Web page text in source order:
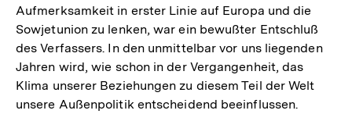
Aufmerksamkeit in erster Linie auf Europa und die
Sowjetunion zu lenken, war ein bewußter Entschluß
des Verfassers. In den unmittelbar vor uns liegenden
Jahren wird, wie schon in der Vergangenheit, das
Klima unserer Beziehungen zu diesem Teil der Welt
unsere Außenpolitik entscheidend beeinflussen.